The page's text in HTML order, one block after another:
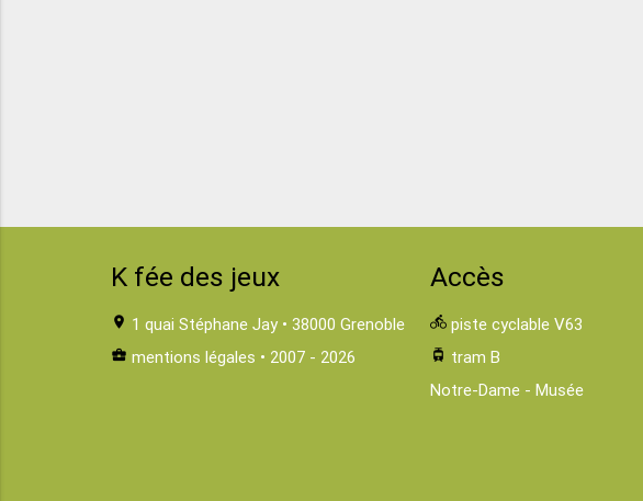
K fée des jeux
location_on 1 quai Stéphane Jay • 38000 Grenoble
business_center mentions légales • 2007 - 2026
Accès
directions_bike piste cyclable V63
tram tram B
Notre-Dame - Musée